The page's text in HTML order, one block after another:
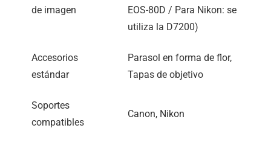
de imagen
EOS-80D / Para Nikon: se
utiliza la D7200)
Accesorios
estándar
Parasol en forma de flor,
Tapas de objetivo
Soportes
compatibles
Canon, Nikon